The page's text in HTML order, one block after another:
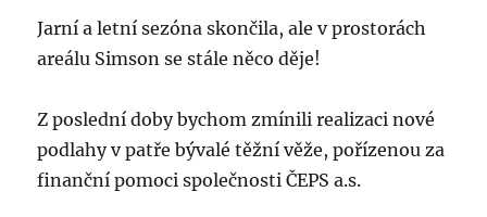
Jarní a letní sezóna skončila, ale v prostorách
areálu Simson se stále něco děje!
Z poslední doby bychom zmínili realizaci nové
podlahy v patře bývalé těžní věže, pořízenou za
finanční pomoci společnosti ČEPS a.s.